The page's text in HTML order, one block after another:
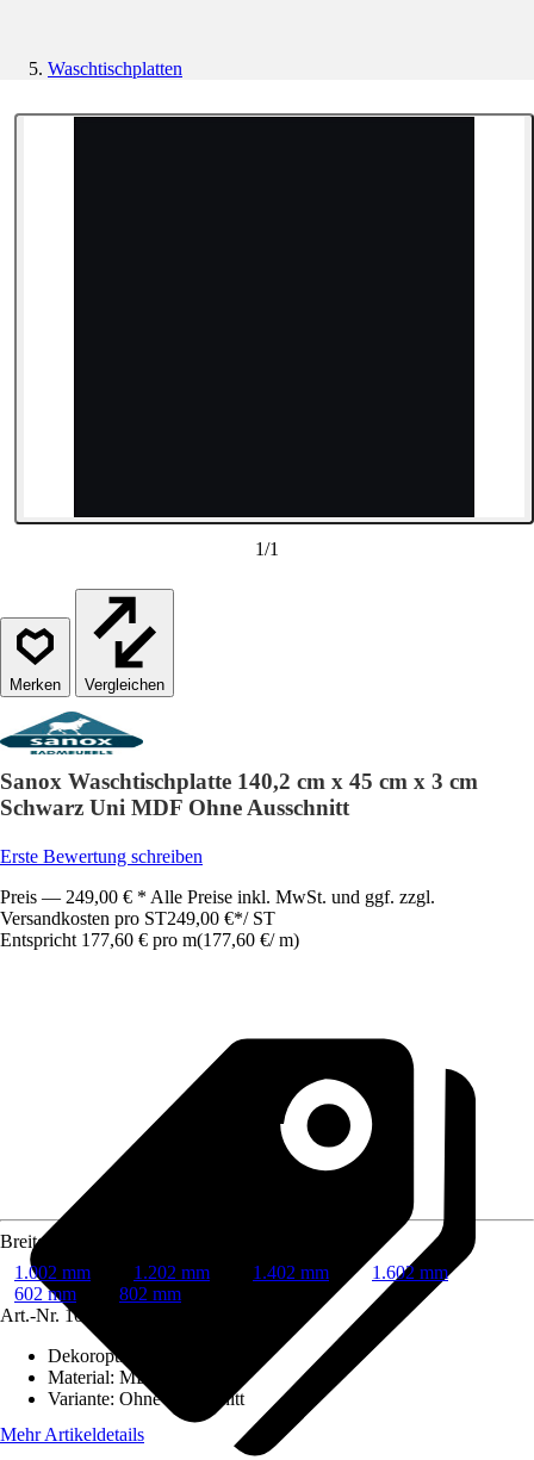
Waschtischplatten
1/1
Vergleichen
Sanox Waschtischplatte 140,2 cm x 45 cm x 3 cm
Schwarz Uni MDF Ohne Ausschnitt
Erste Bewertung schreiben
Preis — 249,00 € * Alle Preise inkl. MwSt. und ggf. zzgl.
Versandkosten pro ST249,00 €*/ ST
Entspricht 177,60 € pro m(177,60 €/ m)
Breite
1.002 mm
1.202 mm 1.402 mm
1.602 mm
602 mm
802 mm
Art.-Nr. 10570237
Dekoroptik
Material: MDF
Variante: Ohne Ausschnitt
Mehr Artikeldetails